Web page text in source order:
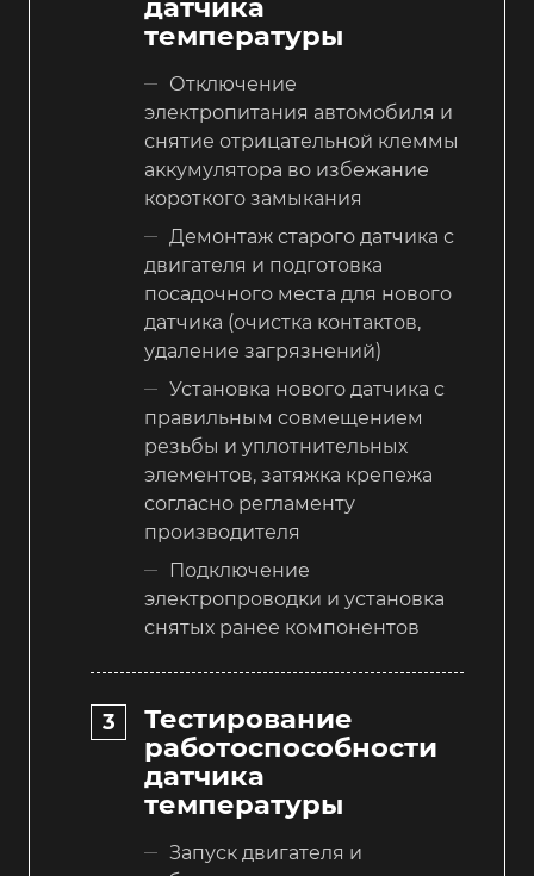
датчика
температуры
Отключение
электропитания автомобиля и
снятие отрицательной клеммы
аккумулятора во избежание
короткого замыкания
Демонтаж старого датчика с
двигателя и подготовка
посадочного места для нового
датчика (очистка контактов,
удаление загрязнений)
Установка нового датчика с
правильным совмещением
резьбы и уплотнительных
элементов, затяжка крепежа
согласно регламенту
производителя
Подключение
электропроводки и установка
снятых ранее компонентов
Тестирование
работоспособности
датчика
температуры
Запуск двигателя и